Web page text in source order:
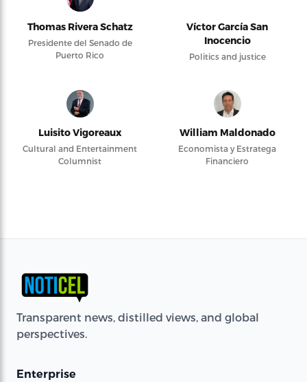
Thomas Rivera Schatz
Presidente del Senado de
Puerto Rico
Víctor García San
Inocencio
Politics and justice
Luisito Vigoreaux
Cultural and Entertainment
Columnist
William Maldonado
Economista y Estratega
Financiero
Transparent news, distilled views, and global
perspectives.
Enterprise